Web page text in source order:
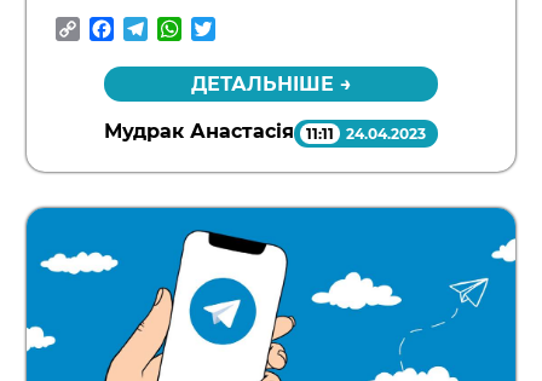
CopyFacebook
TelegramWhatsApp
ДЕТАЛЬНІШЕ →
Мудрак Анастасія 11:11 24.04.2023